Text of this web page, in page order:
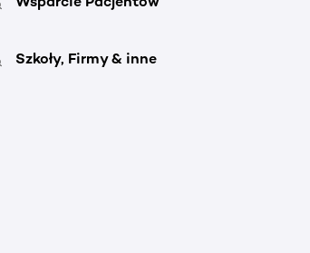
Szkoły, Firmy & inne